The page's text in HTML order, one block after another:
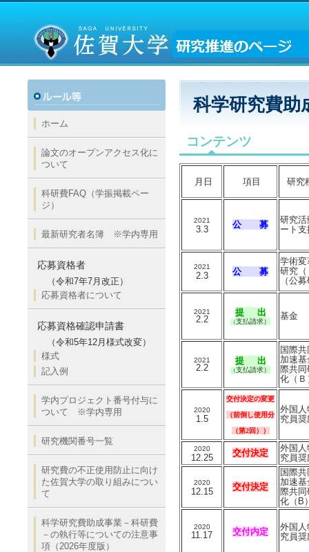
科学研究費助
コンテンツ
月日 項目 研究
2021
3.3 公 募
研究活
ート支
2021
2.3 公 募
学術変
研究（
（公
2021
2.2
提 出
（支払請求）
基金
2021
2.2
提 出
（支払請求）
国際
加速
際共
化（Ｂ
2020
1.5
交付決定の変更
（前倒し使用分
（第2回））
外国人
究員
2020
12.25 交付決定
外国人
究員
2020
12.15 交付決定
国際
加速
際共
化（B
2020
11.17 交付内定
外国人
究員
ホーム
論文のオープンアクセス化に
ついて
科研費FAQ（学振掲載ペー
ジ）
最新研究者名簿 ※学内専用
応募資格者
（令和7年7月改正）
応募資格者について
応募資格確認申請書
（令和5年12月様式改変）
様式
記入例
学内プロジェクト番号付与に
ついて ※学内専用
研究機関番号一覧
研究費の不正使用防止に向け
た佐賀大学の取り組みについ
て
科学研究費助成事業－科研費
－の執行等についての注意事
項（2026年度版）